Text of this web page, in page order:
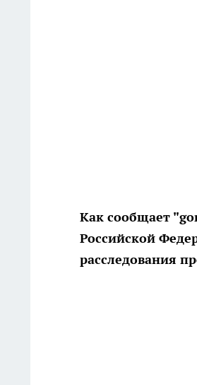
Как сообщает
Российской
расследования